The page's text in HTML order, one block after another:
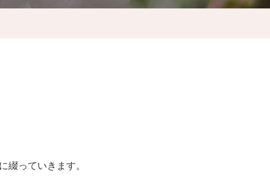
綴っていきます。